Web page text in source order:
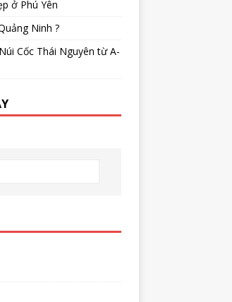
ở Phú Yên
Ninh ?
Cốc Thái Nguyên từ A-